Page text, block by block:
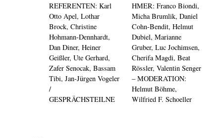
REFERENTEN: Karl
Otto Apel, Lothar
Brock, Christine
Hohmann-Dennhardt,
Dan Diner, Heiner
Geißler, Ute Gerhard,
Zafer Senocak, Bassam
Tibi, Jan-Jürgen Vogeler
/
GESPRÄCHSTEILNE
HMER: Franco Biondi,
Micha Brumlik, Daniel
Cohn-Bendit, Helmut
Dubiel, Marianne
Gruber, Luc Jochimsen,
Cherifa Magdi, Beat
Rössler, Valentin Senger
– MODERATION:
Helmut Böhme,
Wilfried F. Schoeller